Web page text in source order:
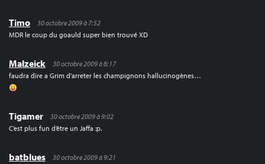
Timo
30 octobre 2009 à 7:52
MDR le coup du goauld super bien trouvé XD
Malzeick
30 octobre 2009 à 8:17
faudra dire a Grim d’arreter les champignons hallucinogènes…
Tigamer
30 octobre 2009 à 9:02
C’est plus fun d’être un Jaffa :p.
batblues
30 octobre 2009 à 9:21